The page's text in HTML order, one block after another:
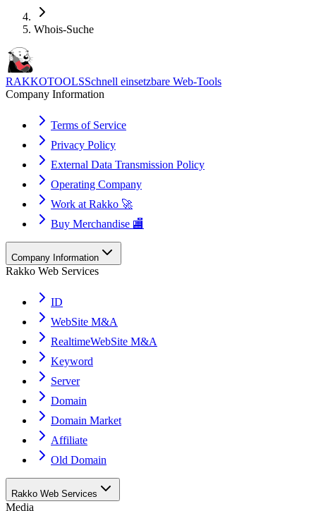
Whois-Suche
RAKKOTOOLSSchnell einsetzbare Web-Tools
Company Information
Terms of Service
Privacy Policy
External Data Transmission Policy
Operating Company
Work at Rakko 🚀
Buy Merchandise 🏬
Company Information
Rakko Web Services
ID
WebSite M&A
RealtimeWebSite M&A
Keyword
Server
Domain
Domain Market
Affiliate
Old Domain
Rakko Web Services
Media